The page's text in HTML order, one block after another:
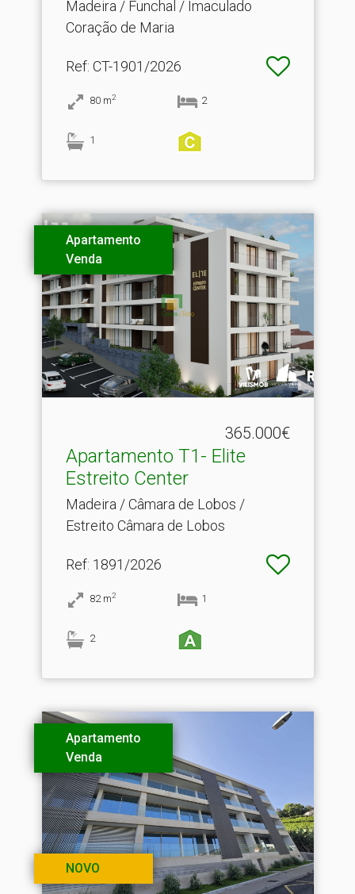
Madeira / Funchal / Imaculado
Coração de Maria
Ref: CT-1901/2026
80 m2 2
1
Apartamento
Venda
365.000€
Apartamento T1- Elite
Estreito Center
Madeira / Câmara de Lobos /
Estreito Câmara de Lobos
Ref: 1891/2026
82 m2 1
2
Apartamento
Venda
NOVO